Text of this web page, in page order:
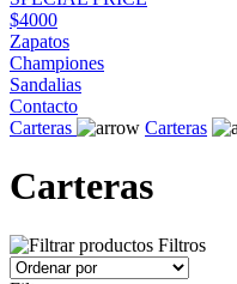
$4000
Zapatos
Championes
Sandalias
Contacto
Carteras
Carteras
Carteras
Filtros